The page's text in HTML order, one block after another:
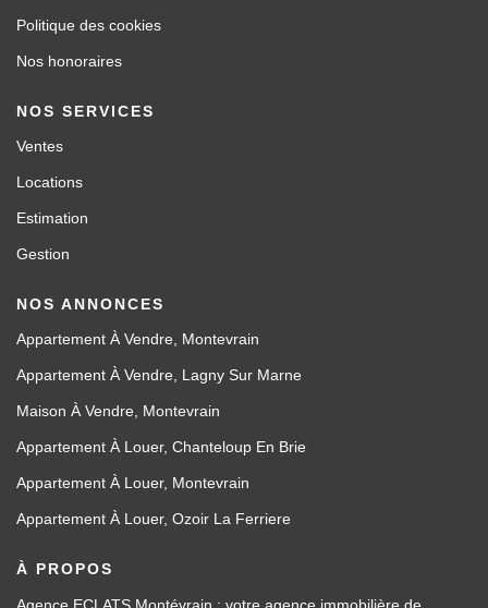
Politique des cookies
Nos honoraires
NOS SERVICES
Ventes
Locations
Estimation
Gestion
NOS ANNONCES
Appartement À Vendre, Montevrain
Appartement À Vendre, Lagny Sur Marne
Maison À Vendre, Montevrain
Appartement À Louer, Chanteloup En Brie
Appartement À Louer, Montevrain
Appartement À Louer, Ozoir La Ferriere
À PROPOS